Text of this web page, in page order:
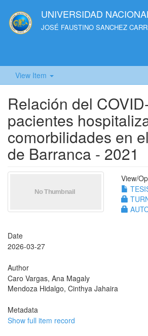
UNIVERSIDAD
JOSÉ FAUSTINO SANCHEZ
View Item
Relación del
pacientes
comorbilidades en
de Barranca - 2021
View/
Date
2026-03-27
Author
Caro Vargas, Ana Magaly
Mendoza Hidalgo, Cinthya Jahaira
Metadata
Show full item record